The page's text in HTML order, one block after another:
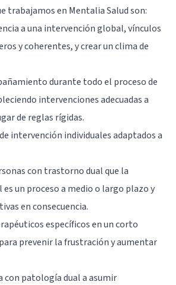
trabajamos en Mentalia Salud son:
a una intervención global, vínculos
y coherentes, y crear un clima de
durante todo el proceso de
intervenciones adecuadas a
de reglas rígidas.
intervención individuales adaptados a
con trastorno dual que la
un proceso a medio o largo plazo y
en consecuencia.
específicos en un corto
prevenir la frustración y aumentar
con patología dual a asumir